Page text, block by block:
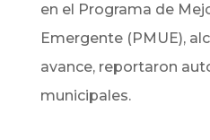
en el Programa de
Emergente (PMUE),
avance, reportaron
municipales.